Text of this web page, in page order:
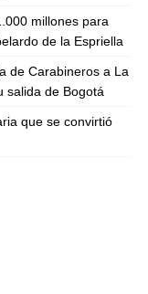
millones para
de la Espriella
de Carabineros a La
salida de Bogotá
que se convirtió